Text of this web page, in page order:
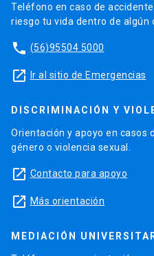
Teléfono en caso de
riesgo tu vida dentro de algún
phone (56)95504 5000
launch Ir al sitio de Emergencias
DISCRIMINACIÓN Y
Orientación y apoyo en casos
género o violencia sexual.
launch Contacto para apoyo
launch Más orientación
MEDIACIÓN